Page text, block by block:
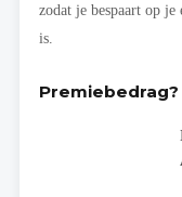
zodat je bespaart op
is.
Premiebedrag?